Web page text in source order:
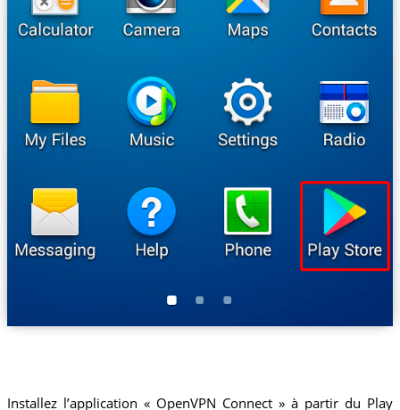
Installez l’application « OpenVPN Connect » à partir du Play